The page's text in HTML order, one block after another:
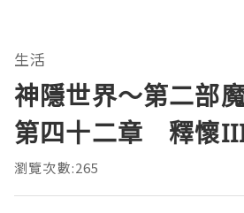
生活
神隱世界～第二部
第四十二章 釋懷
瀏覽次數:265